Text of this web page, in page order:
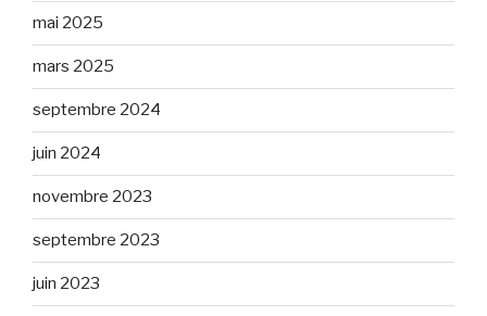
mai 2025
mars 2025
septembre 2024
juin 2024
novembre 2023
septembre 2023
juin 2023